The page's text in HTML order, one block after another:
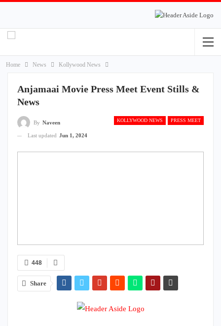
Home News Kollywood News
Anjamaai Movie Press Meet Event Stills &
News
KOLLYWOOD NEWS PRESS MEET
By Naveen
Last updated Jun 1, 2024
448
Share